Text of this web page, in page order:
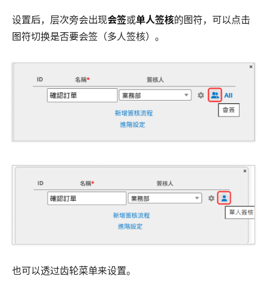
设置后，层次旁会出现会签或单人签核的图符，可以点击
图符切换是否要会签（多人签核）。
也可以透过齿轮菜单来设置。